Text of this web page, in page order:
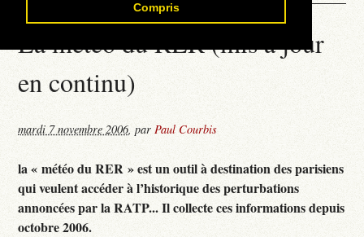
Compris
La météo du RER (mis à jour
en continu)
mardi 7 novembre 2006,parPaul Courbis
la « météo du RER » est un outil à destination des parisiens
qui veulent accéder à l’historique des perturbations
annoncées par la RATP... Il collecte ces informations depuis
octobre 2006.